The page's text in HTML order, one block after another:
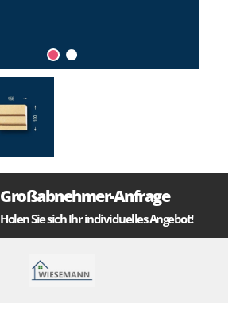
Großabnehmer-Anfrage
Holen Sie sich Ihr individuelles Angebot!